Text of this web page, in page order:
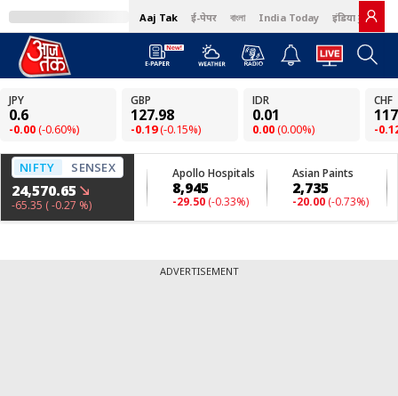
Aaj Tak ई-पेपर বাংলা India Today इंडिया टुडे हिंदी
ADVERTISEMENT